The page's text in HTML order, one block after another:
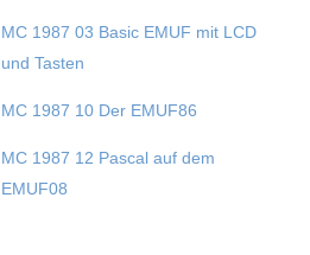
MC 1987 03 Basic EMUF mit LCD
und Tasten
MC 1987 10 Der EMUF86
MC 1987 12 Pascal auf dem
EMUF08